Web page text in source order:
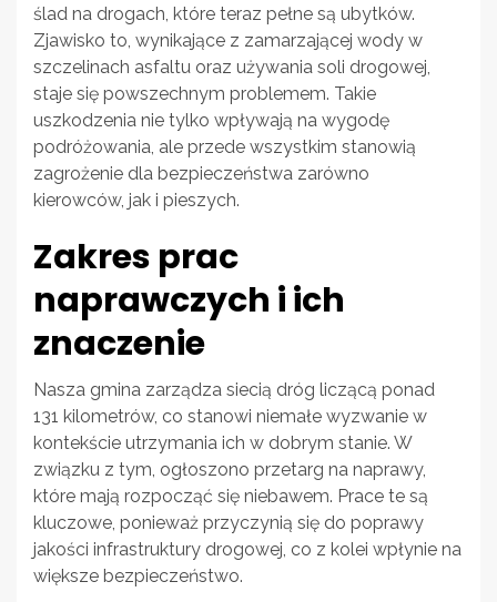
ślad na drogach, które teraz pełne są ubytków.
Zjawisko to, wynikające z zamarzającej wody w
szczelinach asfaltu oraz używania soli drogowej,
staje się powszechnym problemem. Takie
uszkodzenia nie tylko wpływają na wygodę
podróżowania, ale przede wszystkim stanowią
zagrożenie dla bezpieczeństwa zarówno
kierowców, jak i pieszych.
Zakres prac
naprawczych i ich
znaczenie
Nasza gmina zarządza siecią dróg liczącą ponad
131 kilometrów, co stanowi niemałe wyzwanie w
kontekście utrzymania ich w dobrym stanie. W
związku z tym, ogłoszono przetarg na naprawy,
które mają rozpocząć się niebawem. Prace te są
kluczowe, ponieważ przyczynią się do poprawy
jakości infrastruktury drogowej, co z kolei wpłynie na
większe bezpieczeństwo.